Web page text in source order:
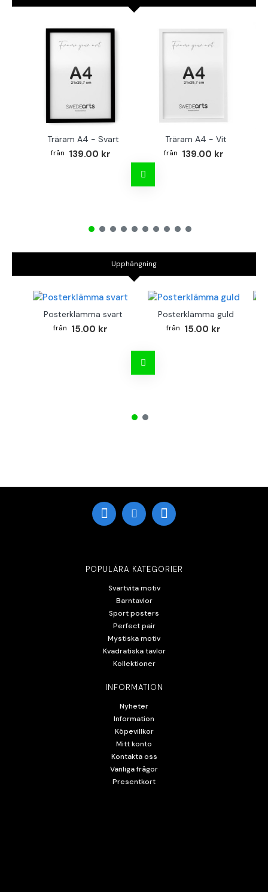
Träram A4 - Svart
139.00 kr
Träram A4 - Vit
139.00 kr
Upphängning
Posterklämma svart
15.00 kr
Posterklämma guld
15.00 kr
POPULÄRA KATEGORIER
Svartvita motiv
Barntavlor
Sport posters
Perfect pair
Mystiska motiv
Kvadratiska tavlor
Kollektioner
INFORMATION
Nyheter
Information
Köpevillkor
Mitt konto
Kontakta oss
Vanliga frågor
Presentkort